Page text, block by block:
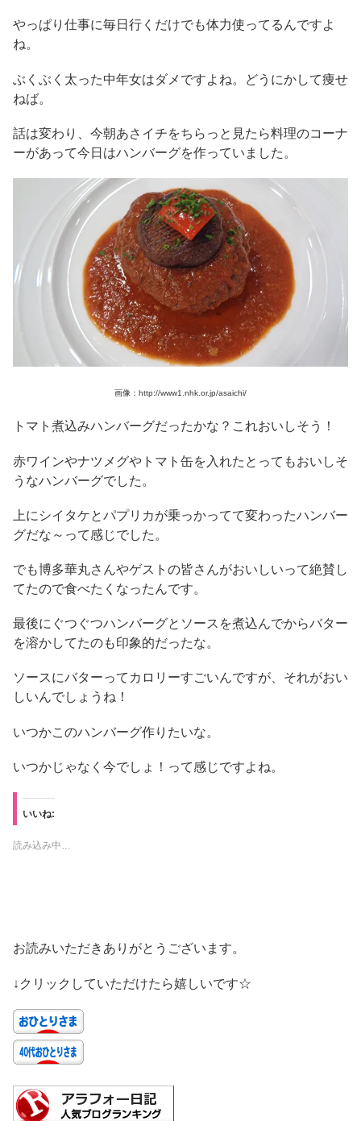
やっぱり仕事に毎日行くだけでも体力使ってるんですよ
ね。
ぶくぶく太った中年女はダメですよね。どうにかして痩せ
ねば。
話は変わり、今朝あさイチをちらっと見たら料理のコーナ
ーがあって今日はハンバーグを作っていました。
画像：http://www1.nhk.or.jp/asaichi/
トマト煮込みハンバーグだったかな？これおいしそう！
赤ワインやナツメグやトマト缶を入れたとってもおいしそ
うなハンバーグでした。
上にシイタケとパプリカが乗っかってて変わったハンバー
グだな～って感じでした。
でも博多華丸さんやゲストの皆さんがおいしいって絶賛し
てたので食べたくなったんです。
最後にぐつぐつハンバーグとソースを煮込んでからバター
を溶かしてたのも印象的だったな。
ソースにバターってカロリーすごいんですが、それがおい
しいんでしょうね！
いつかこのハンバーグ作りたいな。
いつかじゃなく今でしょ！って感じですよね。
いいね:
読み込み中…
お読みいただきありがとうございます。
↓クリックしていただけたら嬉しいです☆